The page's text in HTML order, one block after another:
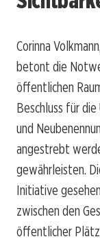
Corinna
betont die
öffentlichen
Beschluss für
und
angestrebt
gewährleisten.
Initiative
zwischen den
öffentlicher